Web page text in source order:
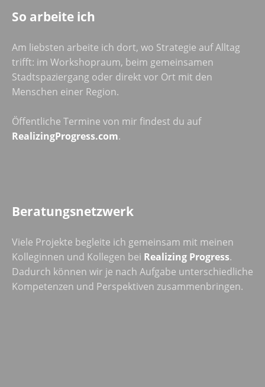
So arbeite ich
Am liebsten arbeite ich dort, wo Strategie auf Alltag
trifft: im Workshopraum, beim gemeinsamen
Stadtspaziergang oder direkt vor Ort mit den
Menschen einer Region.
Öffentliche Termine von mir findest du auf
RealizingProgress.com.
Beratungsnetzwerk
Viele Projekte begleite ich gemeinsam mit meinen
Kolleginnen und Kollegen bei Realizing Progress.
Dadurch können wir je nach Aufgabe unterschiedliche
Kompetenzen und Perspektiven zusammenbringen.